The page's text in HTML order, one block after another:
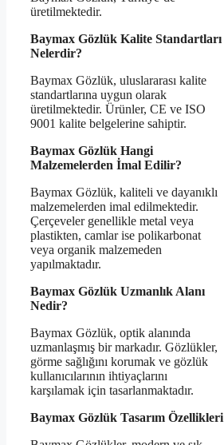
üretilmektedir.
Baymax Gözlük Kalite Standartları
Nelerdir?
Baymax Gözlük, uluslararası kalite
standartlarına uygun olarak
üretilmektedir. Ürünler, CE ve ISO
9001 kalite belgelerine sahiptir.
Baymax Gözlük Hangi
Malzemelerden İmal Edilir?
Baymax Gözlük, kaliteli ve dayanıklı
malzemelerden imal edilmektedir.
Çerçeveler genellikle metal veya
plastikten, camlar ise polikarbonat
veya organik malzemeden
yapılmaktadır.
Baymax Gözlük Uzmanlık Alanı
Nedir?
Baymax Gözlük, optik alanında
uzmanlaşmış bir markadır. Gözlükler,
görme sağlığını korumak ve gözlük
kullanıcılarının ihtiyaçlarını
karşılamak için tasarlanmaktadır.
Baymax Gözlük Tasarım Özellikleri